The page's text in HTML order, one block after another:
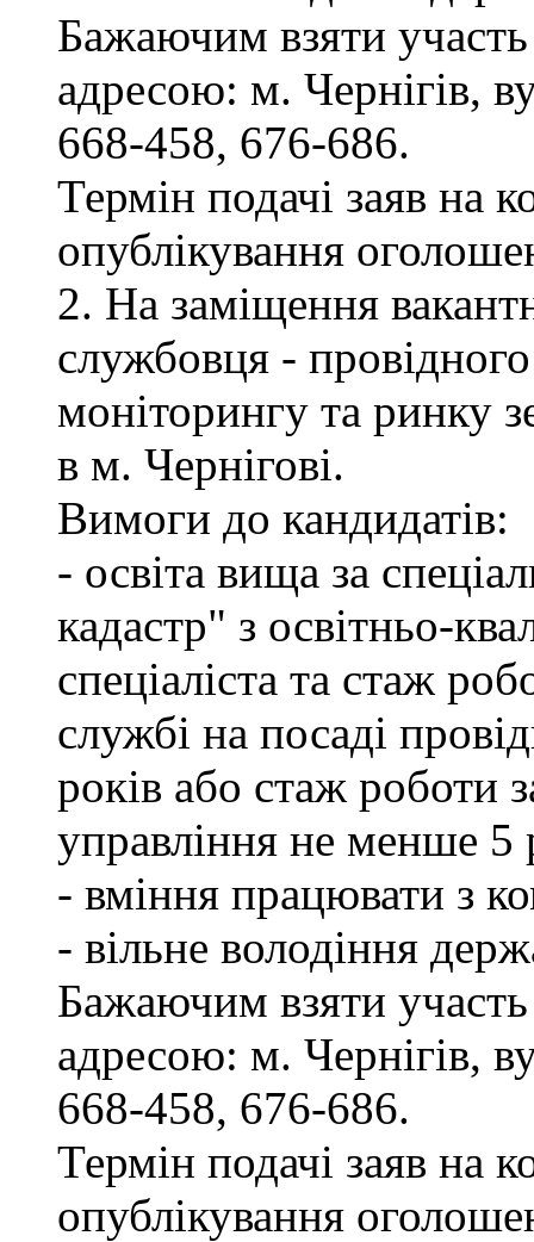
Бажаючим взяти участь
адресою: м. Чернігів,
668-458, 676-686.
Термін подачі заяв на
опублікування
2. На заміщення
службовця - провідного
моніторингу та ринку
в м. Чернігові.
Вимоги до кандидатів:
- освіта вища за
кадастр" з освітньо-
спеціаліста та стаж
службі на посаді
років або стаж роботи
управління не менше 5
- вміння працювати з
- вільне володіння
Бажаючим взяти участь
адресою: м. Чернігів,
668-458, 676-686.
Термін подачі заяв на
опублікування